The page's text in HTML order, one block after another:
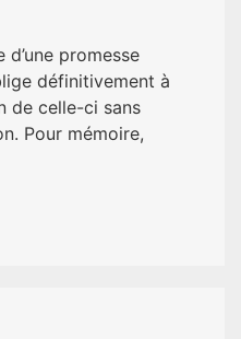
promesse
définitivement à
de celle-ci sans
Pour mémoire,